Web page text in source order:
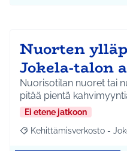
Nuorten
Jokela-talon
Nuorisotilan nuoret tai nuorisoyhdistykset voisivat
pitää pientä
Ei etene jatkoon
Rajaa tulokset aihepiirin
Kehittämisverkosto -